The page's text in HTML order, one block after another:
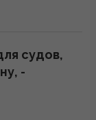
судов,
-